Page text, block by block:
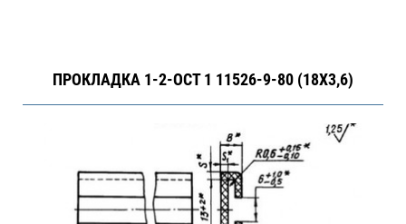
ПРОКЛАДКА 1-2-ОСТ 1 11526-9-80 (18X3,6)